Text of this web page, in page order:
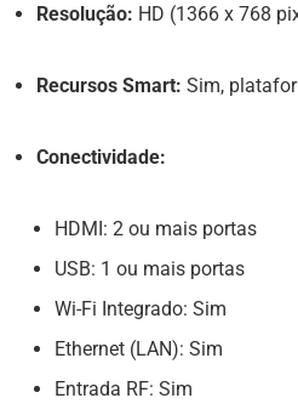
Resolução: HD (1366 x 768
Recursos Smart: Sim,
Conectividade:
HDMI: 2 ou mais portas
USB: 1 ou mais portas
Wi-Fi Integrado: Sim
Ethernet (LAN): Sim
Entrada RF: Sim